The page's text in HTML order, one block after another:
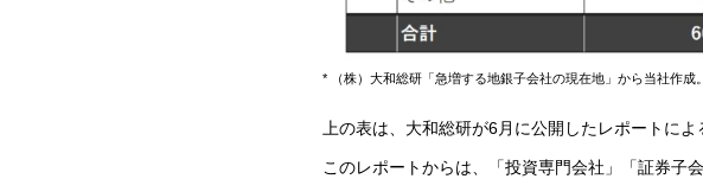
* （株）大和総研「急増する地銀子会社の現在地」から当社作成
上の表は、大和総研が6月に公開したレポートによ
このレポートからは、「投資専門会社」「証券子